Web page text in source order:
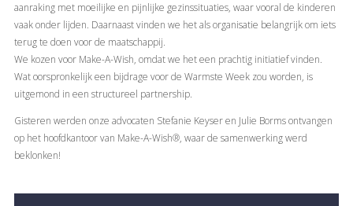
aanraking met moeilijke en pijnlijke gezinssituaties, waar vooral de kinderen
vaak onder lijden. Daarnaast vinden we het als organisatie belangrijk om iets
terug te doen voor de maatschappij.
We kozen voor Make-A-Wish, omdat we het een prachtig initiatief vinden.
Wat oorspronkelijk een bijdrage voor de Warmste Week zou worden, is
uitgemond in een structureel partnership.
Gisteren werden onze advocaten Stefanie Keyser en Julie Borms ontvangen
op het hoofdkantoor van Make-A-Wish®, waar de samenwerking werd
beklonken!